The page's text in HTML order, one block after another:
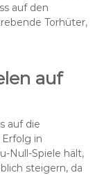
auf den
Torhüter,
auf
auf die
in
Null-Spiele hält,
steigern, da